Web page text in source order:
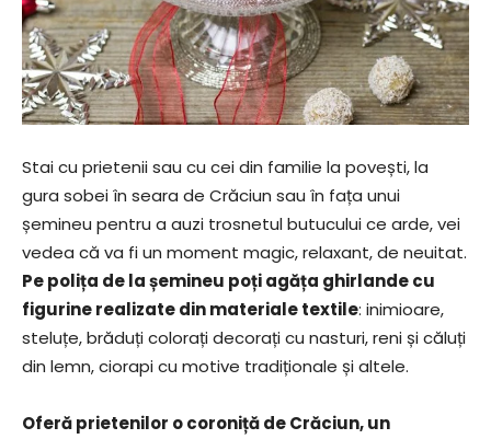
Stai cu prietenii sau cu cei din familie la povești, la
gura sobei în seara de Crăciun sau în fața unui
șemineu pentru a auzi trosnetul butucului ce arde, vei
vedea că va fi un moment magic, relaxant, de neuitat.
Pe polița de la șemineu poți agăța ghirlande cu
figurine realizate din materiale textile: inimioare,
steluțe, brăduți colorați decorați cu nasturi, reni și căluți
din lemn, ciorapi cu motive tradiționale și altele.
Oferă prietenilor o coroniță de Crăciun, un